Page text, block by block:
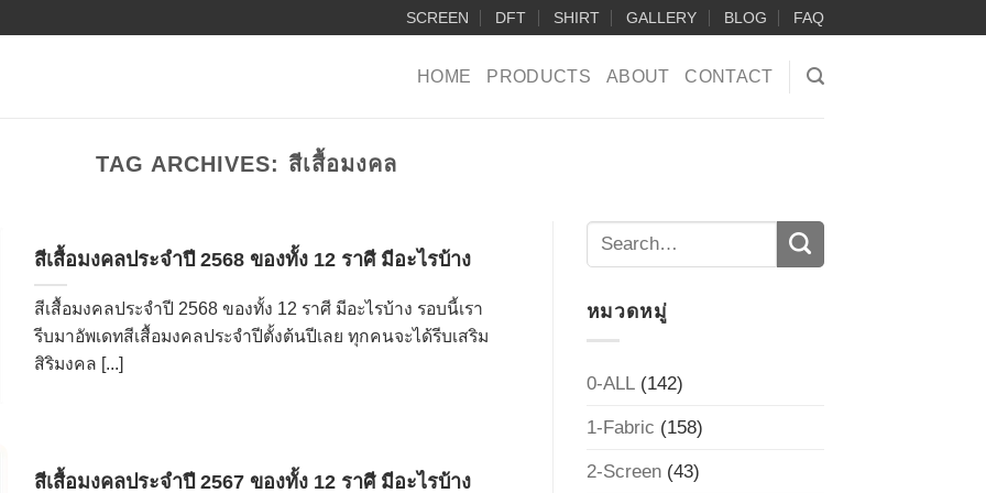
SCREEN DFT SHIRT GALLERY BLOG FAQ
HOME PRODUCTS ABOUT CONTACT
TAG ARCHIVES: สีเสื้อมงคล
สีเสื้อมงคลประจำปี 2568 ของทั้ง 12 ราศี มีอะไรบ้าง
สีเสื้อมงคลประจำปี 2568 ของทั้ง 12 ราศี มีอะไรบ้าง รอบนี้เรา
รีบมาอัพเดทสีเสื้อมงคลประจำปีตั้งต้นปีเลย ทุกคนจะได้รีบเสริม
สิริมงคล [...]
สีเสื้อมงคลประจำปี 2567 ของทั้ง 12 ราศี มีอะไรบ้าง
หมวดหมู่
0-ALL(142)
1-Fabric (158)
2-Screen(43)